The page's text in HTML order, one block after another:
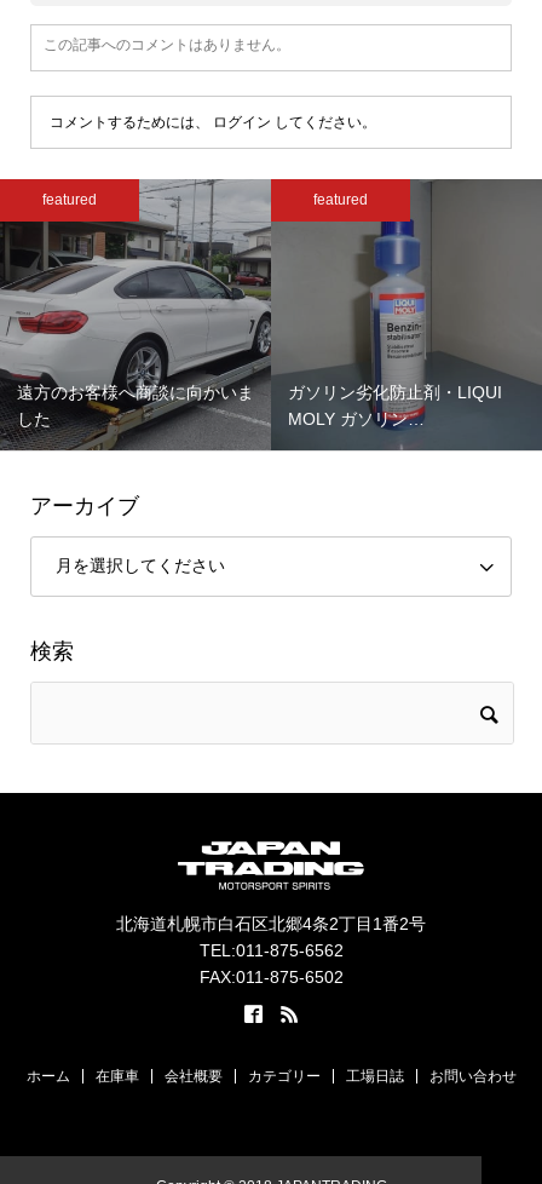
この記事へのコメントはありません。
コメントするためには、 ログイン してください。
featured
遠方のお客様へ商談に向かいま
した
featured
ガソリン劣化防止剤・LIQUI
MOLY ガソリン…
アーカイブ
検索
北海道札幌市白石区北郷4条2丁目1番2号
TEL:011-875-6562
FAX:011-875-6502
ホーム 在庫車 会社概要 カテゴリー 工場日誌 お問い合わせ